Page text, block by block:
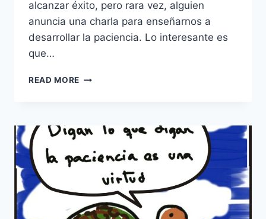
alcanzar éxito, pero rara vez, alguien
anuncia una charla para enseñarnos a
desarrollar la paciencia. Lo interesante es
que…
READ MORE DESARROLLANDO